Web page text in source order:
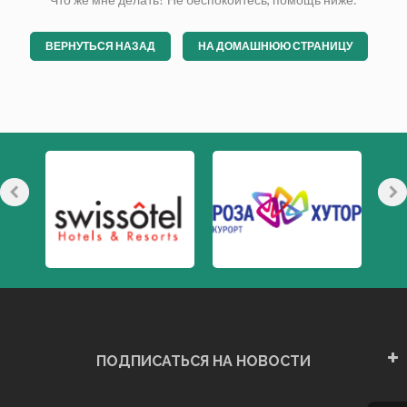
ВЕРНУТЬСЯ НАЗАД НА ДОМАШНЮЮ СТРАНИЦУ
ПОДПИСАТЬСЯ НА НОВОСТИ